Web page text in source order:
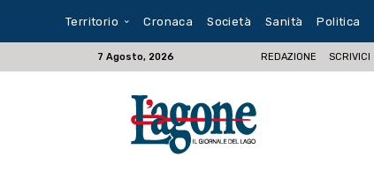
Territorio Cronaca Società Sanità Politica
7 Agosto, 2026 REDAZIONE SCRIVICI